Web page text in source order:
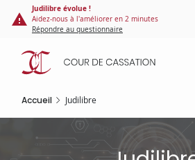
Panneau de gestion des cookies
contenu
principal
Judilibre évolue !
Aidez-nous à l'améliorer en 2 minutes
Répondre au questionnaire
Accueil Judilibre